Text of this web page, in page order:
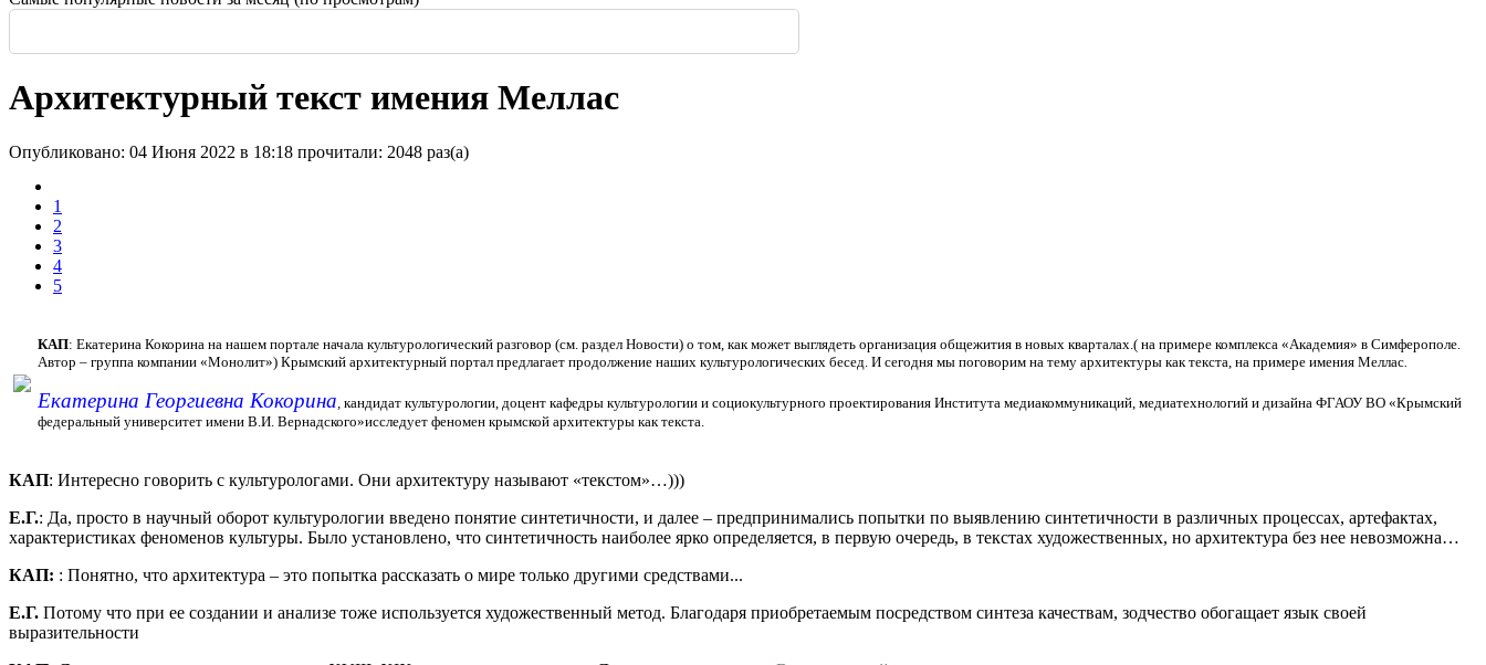
Архитектурный текст имения Меллас
Опубликовано: 04 Июня 2022 в 18:18 прочитали: 2048 раз(а)
1
2
3
4
5
КАП: Екатерина Кокорина на нашем портале начала культурологический разговор (см. раздел Новости) о том, как может выглядеть организация общежития в новых кварталах.( на примере комплекса «Академия» в Симферополе.
Автор – группа компании «Монолит») Крымский архитектурный портал предлагает продолжение наших культурологических бесед. И сегодня мы поговорим на тему архитектуры как текста, на примере имения Меллас
Екатерина Георгиевна Кокорина кандидат культурологии, доцент кафедры культурологии и социокультурного проектирования Института медиакоммуникаций, медиатехнологий и дизайна ФГАОУ ВО «Крымский
федеральный университет имени В.И. Вернадского»исследует феномен крымской архитектуры как текста.
КАП: Интересно говорить с культурологами. Они архитектуру называют «текстом»…)))
Е.Г.: Да, просто в научный оборот культурологии введено понятие синтетичности, и далее – предпринимались попытки по выявлению синтетичности в различных процессах, артефактах,
характеристиках феноменов культуры. Было установлено, что синтетичность наиболее ярко определяется, в первую очередь, в текстах художественных, но архитектура без нее невозможна…
КАП: : Понятно, что архитектура – это попытка рассказать о мире только другими средствами...
Е.Г. Потому что при ее создании и анализе тоже используется художественный метод. Благодаря приобретаемым посредством синтеза качествам, зодчество обогащает язык своей
выразительности